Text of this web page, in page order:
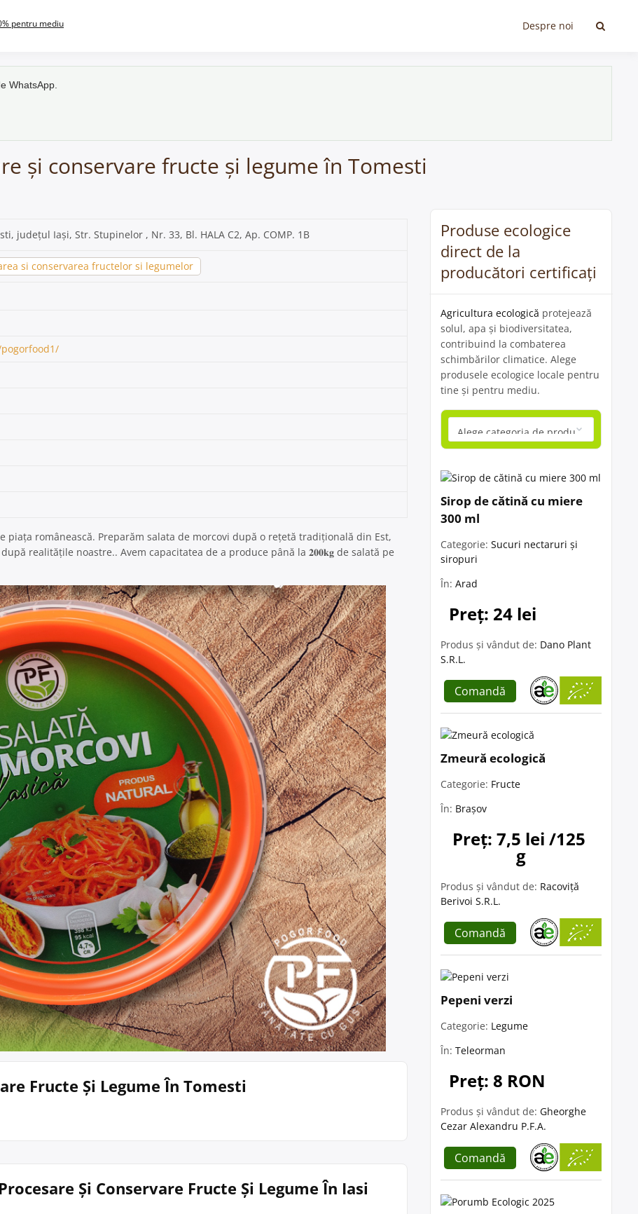
pentru mediu Despre noi
WhatsApp.
și conservare fructe și legume în Tomesti
județul Iași, Str. Stupinelor , Nr. 33, Bl. HALA C2, Ap. COMP. 1B
si conservarea fructelor si legumelor
românească. Preparăm salata de morcovi după o rețetă tradițională din Est,
realitățile noastre.. Avem capacitatea de a produce până la 𝟐𝟎𝟎𝐤𝐠 de salată pe
Fructe Și Legume În Tomesti
Și Conservare Fructe Și Legume În Iasi
Produse ecologice
direct de la
producători certificați
Agricultura ecologică protejează
solul, apa și biodiversitatea,
contribuind la combaterea
schimbărilor climatice. Alege
produsele ecologice locale pentru
tine și pentru mediu.
Sirop de cătină cu miere
300 ml
Categorie: Sucuri nectaruri și
siropuri
În: Arad
Preț: 24 lei
Produs și vândut de: Dano Plant
S.R.L.
Comandă
Zmeură ecologică
Categorie: Fructe
În: Brașov
Preț: 7,5 lei /125
g
Produs și vândut de: Racoviță
Berivoi S.R.L.
Comandă
Pepeni verzi
Categorie: Legume
În: Teleorman
Preț: 8 RON
Produs și vândut de: Gheorghe
Cezar Alexandru P.F.A.
Comandă